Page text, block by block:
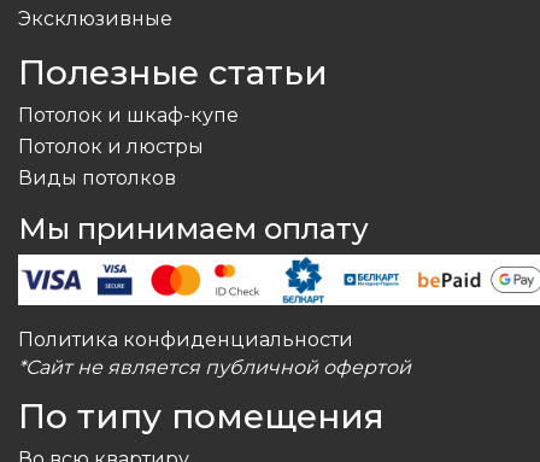
Эксклюзивные
Полезные статьи
Потолок и шкаф-купе
Потолок и люстры
Виды потолков
Мы принимаем оплату
Политика конфиденциальности
*Сайт не является публичной офертой
По типу помещения